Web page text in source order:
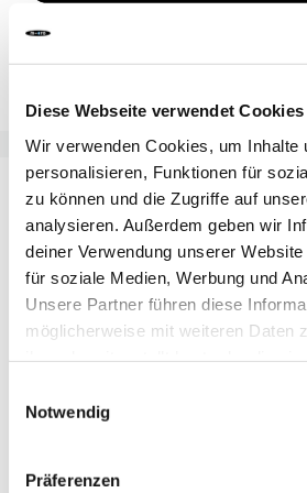
Diese Webseite verwendet Cookies
Wir verwenden Cookies, um Inhalte
personalisieren, Funktionen für
zu können und die Zugriffe auf
analysieren. Außerdem geben wir
deiner Verwendung unserer
für soziale Medien, Werbung und
Unsere Partner führen diese
möglicherweise mit weiteren Daten
Notwendig
Präferenzen
DETAILS
Merkmale:
innovativer magnetischer
rot blinkendes LED-Licht
3V)
optimaler Sitz durch